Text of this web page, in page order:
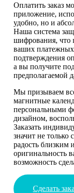
Оплатить заказ
приложение,
удобно, но и
Наша система
шифрования, что
ваших
подтверждения
а вы получите
предполагаемой
Мы призываем
магнитные
персональными
дизайном,
Заказать
значит не только
радость близким
оригинальность
возможность
Сделать